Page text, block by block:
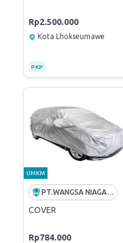
Rp2.500.000
Kota Lhokseumawe
PKP
UMKM
PT.WANGSA NIAGA SAKTI
COVER
Rp784.000